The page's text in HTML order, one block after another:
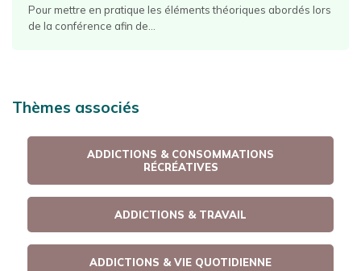
Pour mettre en pratique les éléments théoriques abordés lors
de la conférence afin de...
Thèmes associés
ADDICTIONS & CONSOMMATIONS
RÉCRÉATIVES
ADDICTIONS & TRAVAIL
ADDICTIONS & VIE QUOTIDIENNE